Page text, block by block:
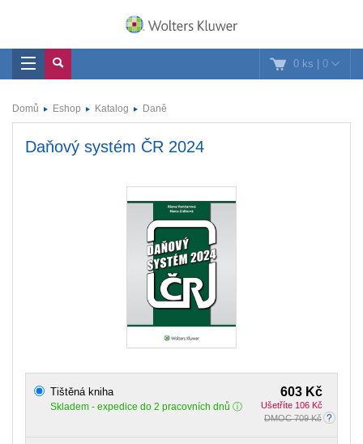
0 ks | 0
Domů Eshop Katalog Daně
Daňový systém ČR 2024
603 Kč
Ušetříte 106 Kč
DMOC 709 Kč
Tištěná kniha
Skladem - expedice do 2 pracovních dnů